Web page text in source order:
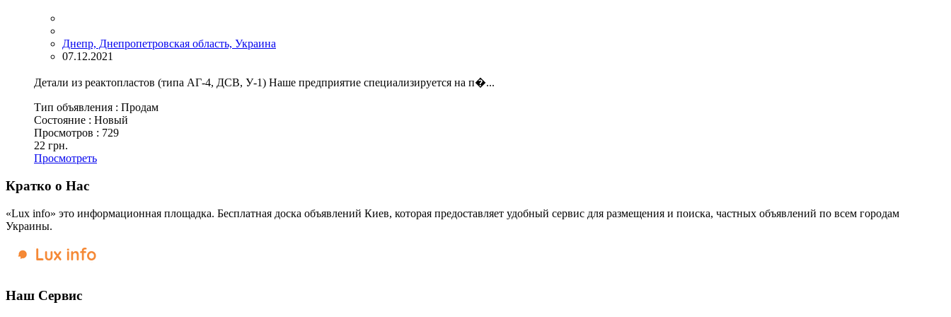
Днепр, Днепропетровская область, Украина
07.12.2021
Детали из реактопластов (типа АГ-4, ДСВ, У-1) Наше предприятие специализируется на п�...
Тип объявления : Продам
Состояние : Новый
Просмотров : 729
22 грн.
Просмотреть
Кратко о Нас
«Lux info» это информационная площадка. Бесплатная доска объявлений Киев, которая предоставляет удобный сервис для размещения и поиска, частных объявлений по всем городам
Украины.
Наш Сервис